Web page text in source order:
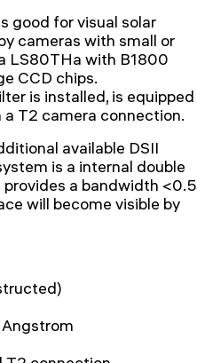
good for visual solar
cameras with small or
LS80THa with B1800
CCD chips.
is installed, is equipped
T2 camera connection.
available DSII
is a internal double
a bandwidth <0.5
will become visible by